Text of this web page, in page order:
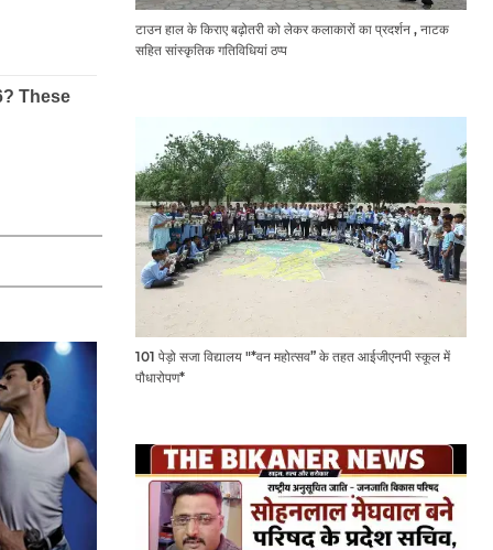
टाउन हाल के किराए बढ़ोतरी को लेकर कलाकारों का प्रदर्शन , नाटक
सहित सांस्कृतिक गतिविधियां ठप्प
101 पेड़ो सजा विद्यालय "*वन महोत्सव” के तहत आईजीएनपी स्कूल में
पौधारोपण*